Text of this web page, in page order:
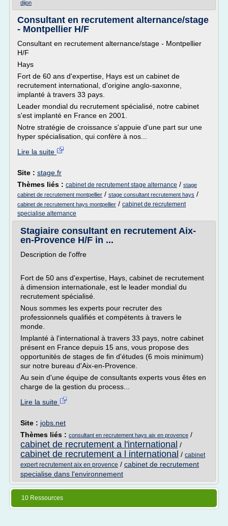
dijon
Consultant en recrutement alternance/stage
- Montpellier H/F
Consultant en recrutement alternance/stage - Montpellier
H/F
Hays
Fort de 60 ans d'expertise, Hays est un cabinet de
recrutement international, d'origine anglo-saxonne,
implanté à travers 33 pays.
Leader mondial du recrutement spécialisé, notre cabinet
s'est implanté en France en 2001.
Notre stratégie de croissance s'appuie d'une part sur une
hyper spécialisation, qui confère à nos...
Lire la suite
Site : stage.fr
Thèmes liés : cabinet de recrutement stage alternance / stage
cabinet de recrutement montpellier / stage consultant recrutement hays /
cabinet de recrutement hays montpellier / cabinet de recrutement
specialise alternance
Stagiaire consultant en recrutement Aix-
en-Provence H/F in ...
Description de l'offre
Fort de 50 ans d'expertise, Hays, cabinet de recrutement
à dimension internationale, est le leader mondial du
recrutement spécialisé.
Nous sommes les experts pour recruter des
professionnels qualifiés et compétents à travers le
monde.
Implanté à l'international à travers 33 pays, notre cabinet
présent en France depuis 15 ans, vous propose des
opportunités de stages de fin d'études (6 mois minimum)
sur notre bureau d'Aix-en-Provence.
Au sein d'une équipe de consultants experts vous êtes en
charge de la gestion du process...
Lire la suite
Site : jobs.net
Thèmes liés : consultant en recrutement hays aix en provence /
cabinet de recrutement a l'international /
cabinet de recrutement a l international / cabinet
expert recrutement aix en provence / cabinet de recrutement
specialise dans l'environnement
10 Ressources